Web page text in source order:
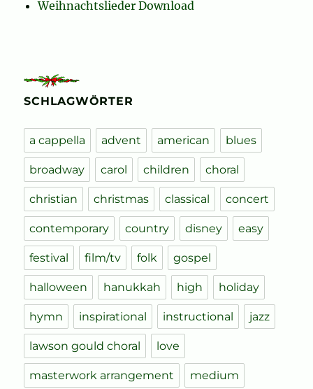
Weihnachtslieder Download
SCHLAGWÖRTER
a cappella advent american blues
broadway carol children choral
christian christmas classical concert
contemporary country disney easy
festival film/tv folk gospel
halloween hanukkah high holiday
hymn inspirational instructional jazz
lawson gould choral love
masterwork arrangement medium